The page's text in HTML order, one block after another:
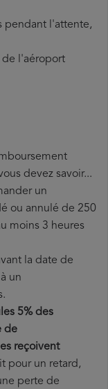
pendant l'attente,
de l'aéroport
devez savoir...
un
ou annulé de 250
moins 3 heures
la date de
un
5% des
de
reçoivent
pour un retard,
perte de